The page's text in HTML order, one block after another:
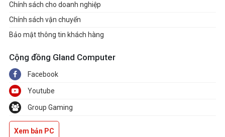
Chính sách cho doanh nghiệp
Chính sách vận chuyển
Bảo mật thông tin khách hàng
Cộng đồng Gland Computer
Facebook
Youtube
Group Gaming
Xem bản PC